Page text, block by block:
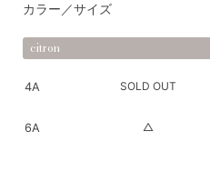
カラー／サイズ
citron
4A SOLD OUT
6A △